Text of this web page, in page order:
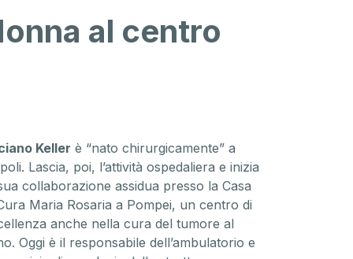
al centro
Keller è “nato chirurgicamente” a
Lascia, poi, l’attività ospedaliera e inizia
collaborazione assidua presso la Casa
Maria Rosaria a Pompei, un centro di
anche nella cura del tumore al
Oggi è il responsabile dell’ambulatorio e